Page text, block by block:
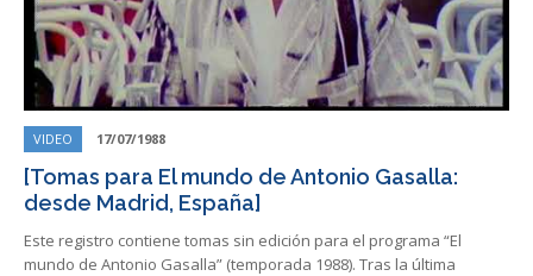
VIDEO 17/07/1988
[Tomas para El mundo de Antonio Gasalla:
desde Madrid, España]
Este registro contiene tomas sin edición para el programa “El
mundo de Antonio Gasalla” (temporada 1988). Tras la última